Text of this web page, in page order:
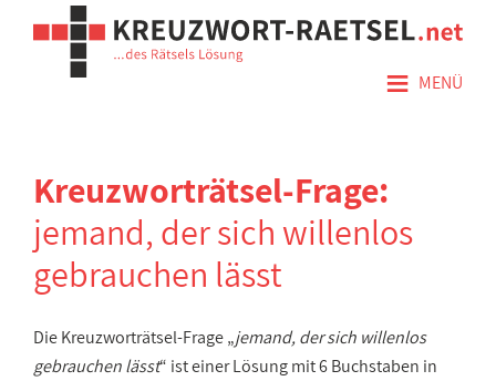
≡ MENÜ
Kreuzworträtsel-Frage:
jemand, der sich willenlos
gebrauchen lässt
Die Kreuzworträtsel-Frage „jemand, der sich willenlos
gebrauchen lässt“ ist einer Lösung mit 6 Buchstaben in